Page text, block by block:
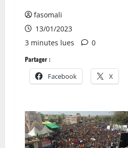
fasomali
13/01/2023
3 minutes lues
0
Partager :
Facebook X